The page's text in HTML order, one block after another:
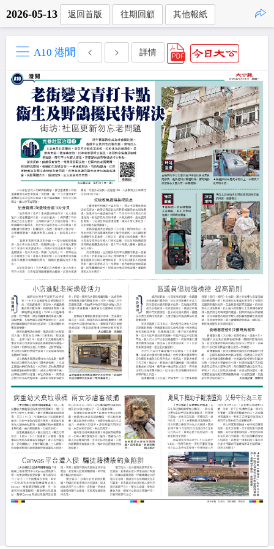
2026-05-13 返回首版 往期回顧 其他報紙
A10 港聞 詳情